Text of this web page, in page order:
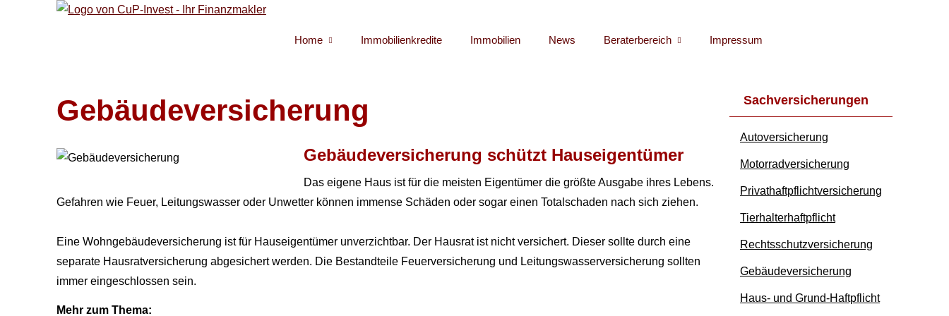
Home Immobilienkredite Immobilien News Beraterbereich Impressum
Sachversicherungen
Auto­ver­si­che­rung
Motor­rad­ver­sicherung
Privathaftpflichtversicherung
Tierhalterhaftpflicht
Rechts­schutz­ver­si­che­rung
Ge­bäude­ver­si­che­rung
Haus- und Grund-Haft­pflicht
Ge­bäude­ver­si­che­rung
Ge­bäude­ver­si­che­rung schützt Hauseigentümer
Das eigene Haus ist für die meisten Eigentümer die größte Ausgabe ihres Lebens.
Gefahren wie Feuer, Leitungswasser oder Unwetter können immense Schäden oder sogar einen Totalschaden nach sich ziehen.
Eine Wohngebäudeversicherung ist für Hauseigentümer unverzichtbar. Der Hausrat ist nicht versichert. Dieser sollte durch eine
separate Haus­rat­ver­si­che­rung abgesichert werden. Die Bestandteile Feuerversicherung und Leitungswasserversicherung sollten
immer eingeschlossen sein.
Mehr zum Thema: